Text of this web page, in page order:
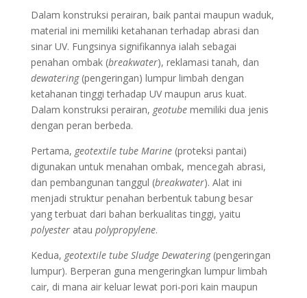
Dalam konstruksi perairan, baik pantai maupun waduk,
material ini memiliki ketahanan terhadap abrasi dan
sinar UV. Fungsinya signifikannya ialah sebagai
penahan ombak (breakwater), reklamasi tanah, dan
dewatering (pengeringan) lumpur limbah dengan
ketahanan tinggi terhadap UV maupun arus kuat.
Dalam konstruksi perairan, geotube memiliki dua jenis
dengan peran berbeda.
Pertama, geotextile tube Marine(proteksi pantai)
digunakan untuk menahan ombak, mencegah abrasi,
dan pembangunan tanggul (breakwater). Alat ini
menjadi struktur penahan berbentuk tabung besar
yang terbuat dari bahan berkualitas tinggi, yaitu
polyester atau polypropylene.
Kedua, geotextile tube Sludge Dewatering(pengeringan
lumpur). Berperan guna mengeringkan lumpur limbah
cair, di mana air keluar lewat pori-pori kain maupun